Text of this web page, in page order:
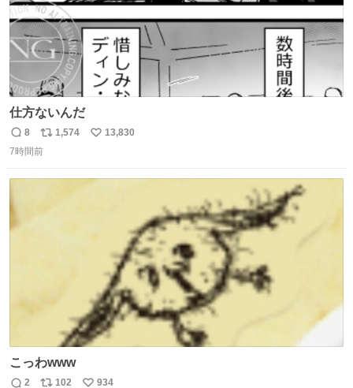
仕方ないんだ
返
信
8
リ
ポ
1,574
い
13,830
7時間前
こっわwww
2 102 934